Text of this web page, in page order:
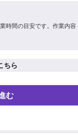
時間の目安です。作業内容
ちら
む